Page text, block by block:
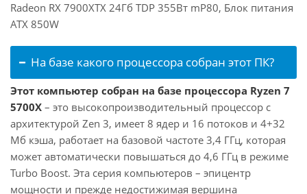
Radeon RX 7900XTX 24Гб TDP 355Вт mP80, Блок питания
ATX 850W
На базе какого процессора собран этот ПК?
Этот компьютер собран на базе процессора Ryzen 7
5700X – это высокопроизводительный процессор с
архитектурой Zen 3, имеет 8 ядер и 16 потоков и 4+32
Мб кэша, работает на базовой частоте 3,4 ГГц, которая
может автоматически повышаться до 4,6 ГГц в режиме
Turbo Boost. Эта серия компьютеров – эпицентр
мощности и прежде недостижимая вершина